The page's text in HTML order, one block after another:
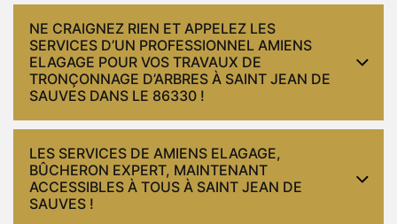
NE CRAIGNEZ RIEN ET APPELEZ LES
SERVICES D’UN PROFESSIONNEL AMIENS
ELAGAGE POUR VOS TRAVAUX DE
TRONÇONNAGE D’ARBRES À SAINT JEAN DE
SAUVES DANS LE 86330 !
LES SERVICES DE AMIENS ELAGAGE,
BÛCHERON EXPERT, MAINTENANT
ACCESSIBLES À TOUS À SAINT JEAN DE
SAUVES !